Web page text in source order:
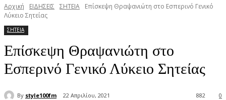
Αρχική ΕΙΔΗΣΕΙΣ ΣΗΤΕΙΑ
Επίσκεψη Θραψανιώτη στο Εσπερινό Γενικό
Λύκειο Σητείας
ΣΗΤΕΙΑ
Επίσκεψη Θραψανιώτη στο
Εσπερινό Γενικό Λύκειο Σητείας
By style100fm 22 Απριλίου, 2021 0
882